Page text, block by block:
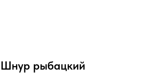
Шнур рыбацкий